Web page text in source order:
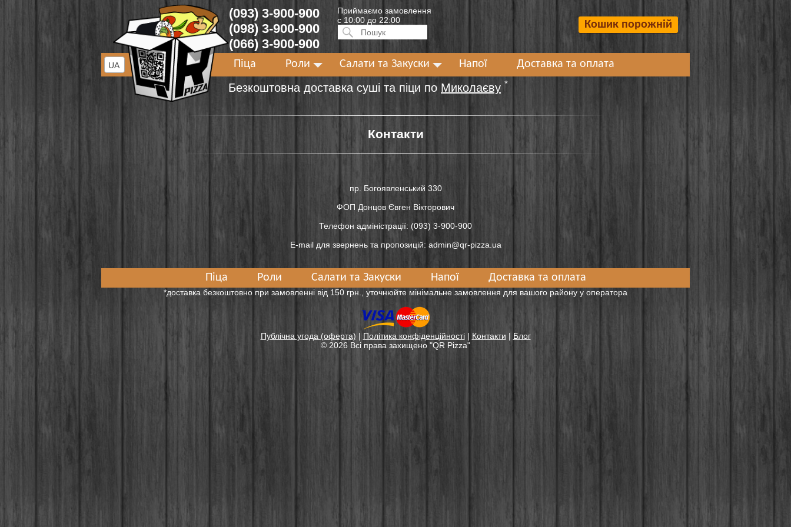
(093) 3-900-900
(098) 3-900-900
(066) 3-900-900
Приймаємо замовлення
с 10:00 до 22:00
Искать:ПОИСК Кошик порожній
Піца Роли Салати та Закуски Напої Доставка та оплата
Безкоштовна доставка суші та піци по Миколаєву *
UA
Контакти
пр. Богоявленський 330
ФОП Донцов Євген Вікторович
Телефон адміністрації: (093) 3-900-900
E-mail для звернень та пропозицій: admin@qr-pizza.ua
Піца Роли Салати та Закуски Напої Доставка та оплата
*доставка безкоштовно при замовленні від 150 грн., уточнюйте мінімальне замовлення для вашого району у оператора
Публічна угода (оферта) | Політика конфіденційності| Контакти | Блог
© 2026 Всі права захищенo "QR Pizza"